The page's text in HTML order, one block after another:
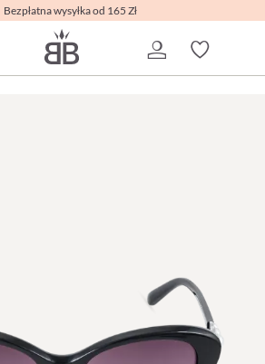
Bezpłatna wysyłka od 165 Zł